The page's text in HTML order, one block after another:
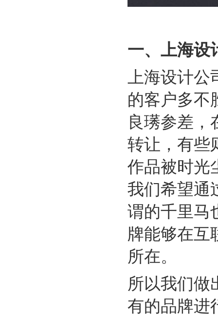
一、 上海设
上海设计
的客户多不
良璓参差，
转让，有些
作品被时光
我们希望通
谓的千里马
牌能够在互
所在。
所以我们做
有的品牌进